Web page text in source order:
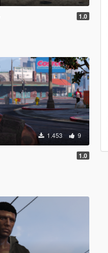
1.0
1.453 9
1.0